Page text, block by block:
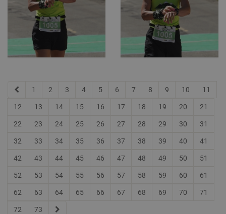
1 2 3 4 5 6 7 8 9 10 11
12 13 14 15 16 17 18 19 20 21
22 23 24 25 26 27 28 29 30 31
32 33 34 35 36 37 38 39 40 41
42 43 44 45 46 47 48 49 50 51
52 53 54 55 56 57 58 59 60 61
62 63 64 65 66 67 68 69 70 71
72 73